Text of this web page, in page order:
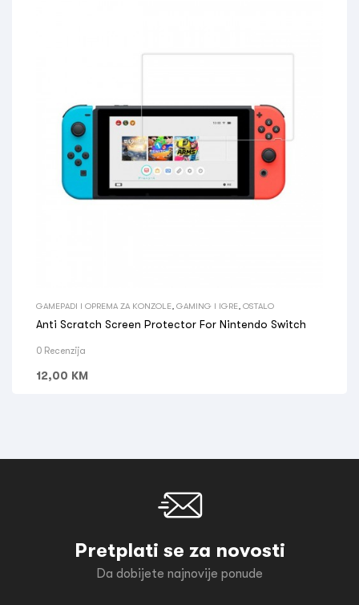
GAMEPADI I OPREMA ZA KONZOLE GAMING I IGRE OSTALO
Anti Scratch Screen Protector For Nintendo Switch
0 Recenzija
12,00 KM
Pretplati se za novosti
Da dobijete najnovije ponude